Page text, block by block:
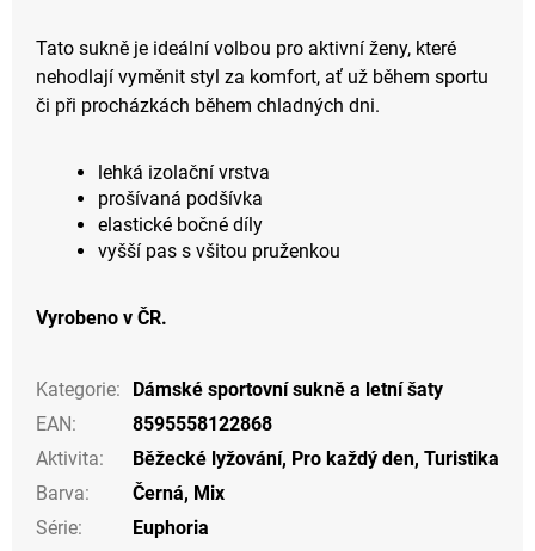
Tato sukně je ideální volbou pro aktivní ženy, které
nehodlají vyměnit styl za komfort, ať už během sportu
či při procházkách během chladných dni.
lehká izolační vrstva
prošívaná podšívka
elastické bočné díly
vyšší pas s všitou pruženkou
Vyrobeno v ČR.
Kategorie:
Dámské sportovní sukně a letní šaty
EAN:
8595558122868
Aktivita: Běžecké lyžování, Pro každý den, Turistika
Barva: Černá, Mix
Série: Euphoria